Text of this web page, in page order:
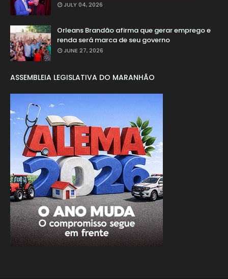
JULY 04, 2026
Orleans Brandão afirma que gerar emprego e
renda será marca de seu governo
JUNE 27, 2026
ASSEMBLEIA LEGISLATIVA DO MARANHÃO